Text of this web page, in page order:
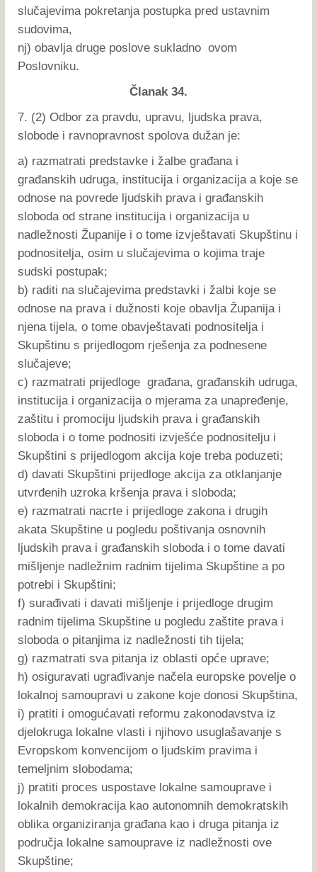
slučajevima pokretanja postupka pred ustavnim
sudovima,
nj) obavlja druge poslove sukladno ovom
Poslovniku.
Članak 34.
7. (2) Odbor za pravdu, upravu, ljudska prava,
slobode i ravnopravnost spolova dužan je:
a) razmatrati predstavke i žalbe građana i
građanskih udruga, institucija i organizacija a koje se
odnose na povrede ljudskih prava i građanskih
sloboda od strane institucija i organizacija u
nadležnosti Županije i o tome izvještavati Skupštinu i
podnositelja, osim u slučajevima o kojima traje
sudski postupak;
b) raditi na slučajevima predstavki i žalbi koje se
odnose na prava i dužnosti koje obavlja Županija i
njena tijela, o tome obavještavati podnositelja i
Skupštinu s prijedlogom rješenja za podnesene
slučajeve;
c) razmatrati prijedloge građana, građanskih udruga,
institucija i organizacija o mjerama za unapređenje,
zaštitu i promociju ljudskih prava i građanskih
sloboda i o tome podnositi izvješće podnositelju i
Skupštini s prijedlogom akcija koje treba poduzeti;
d) davati Skupštini prijedloge akcija za otklanjanje
utvrđenih uzroka kršenja prava i sloboda;
e) razmatrati nacrte i prijedloge zakona i drugih
akata Skupštine u pogledu poštivanja osnovnih
ljudskih prava i građanskih sloboda i o tome davati
mišljenje nadležnim radnim tijelima Skupštine a po
potrebi i Skupštini;
f) surađivati i davati mišljenje i prijedloge drugim
radnim tijelima Skupštine u pogledu zaštite prava i
sloboda o pitanjima iz nadležnosti tih tijela;
g) razmatrati sva pitanja iz oblasti opće uprave;
h) osiguravati ugrađivanje načela europske povelje o
lokalnoj samoupravi u zakone koje donosi Skupština,
i) pratiti i omogućavati reformu zakonodavstva iz
djelokruga lokalne vlasti i njihovo usuglašavanje s
Evropskom konvencijom o ljudskim pravima i
temeljnim slobodama;
j) pratiti proces uspostave lokalne samouprave i
lokalnih demokracija kao autonomnih demokratskih
oblika organiziranja građana kao i druga pitanja iz
područja lokalne samouprave iz nadležnosti ove
Skupštine;